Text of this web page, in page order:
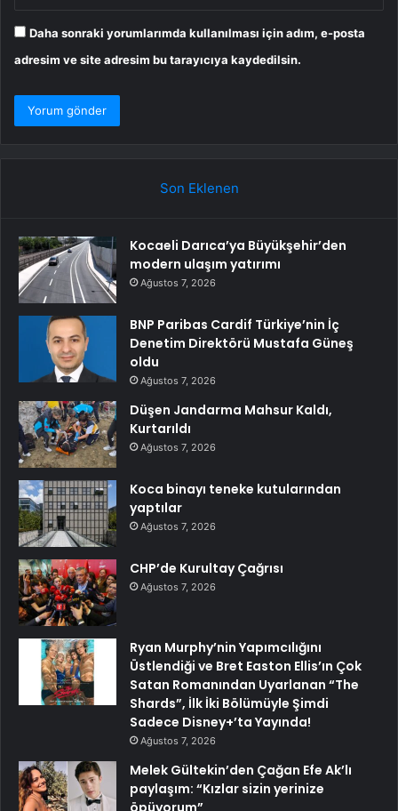
Daha sonraki yorumlarımda kullanılması için adım, e-posta
adresim ve site adresim bu tarayıcıya kaydedilsin.
Son Eklenen
Kocaeli Darıca’ya Büyükşehir’den
modern ulaşım yatırımı
Ağustos 7, 2026
BNP Paribas Cardif Türkiye’nin İç
Denetim Direktörü Mustafa Güneş
oldu
Ağustos 7, 2026
Düşen Jandarma Mahsur Kaldı,
Kurtarıldı
Ağustos 7, 2026
Koca binayı teneke kutularından
yaptılar
Ağustos 7, 2026
CHP’de Kurultay Çağrısı
Ağustos 7, 2026
Ryan Murphy’nin Yapımcılığını
Üstlendiği ve Bret Easton Ellis’ın Çok
Satan Romanından Uyarlanan “The
Shards”, İlk İki Bölümüyle Şimdi
Sadece Disney+’ta Yayında!
Ağustos 7, 2026
Melek Gültekin’den Çağan Efe Ak’lı
paylaşım: “Kızlar sizin yerinize
öpüyorum”